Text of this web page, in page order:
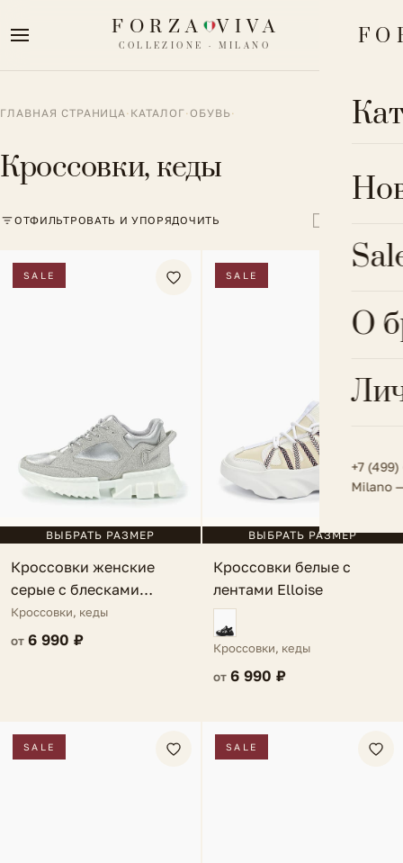
FORZA VIVA
COLLEZIONE · MILANO
Весь
О
+7
Milano
ГЛАВНАЯ СТРАНИЦА· КАТАЛОГ·ОБУВЬ·
Кроссовки, кеды
ОТФИЛЬТРОВАТЬ И УПОРЯДОЧИТЬ
SALE
ВЫБРАТЬ РАЗМЕР
Кроссовки женские
серые с блесками
Cezanne
Кроссовки, кеды
от 6 990 ₽
SALE
ВЫБРАТЬ РАЗМЕР
Кроссовки белые с
лентами Elloise
Кроссовки, кеды
от 6 990 ₽
SALE SALE